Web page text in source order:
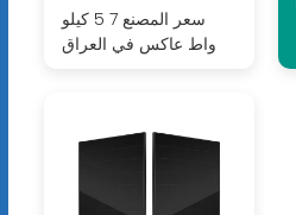
سعر المصنع 7 5 كيلو
واط عاكس في العراق